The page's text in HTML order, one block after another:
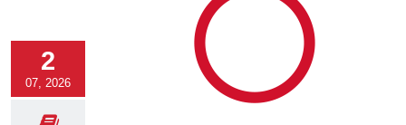
2
07, 2026